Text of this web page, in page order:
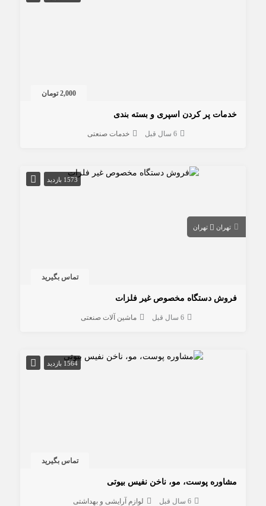
2,000 تومان
خدمات پر کردن اسپری و بسته بندی
6 سال قبل خدمات صنعتی
1573 بازدید
تهران تهران
تماس بگیرید
فروش دستگاه مخصوص غیر فلزات
6 سال قبل ماشین آلات صنعتی
1564 بازدید
تماس بگیرید
مشاوره پوست، مو، ناخن نفیس بیوتی
6 سال قبل لوازم آرایشی و بهداشتی